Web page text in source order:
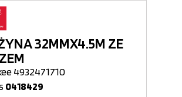
32MMX4.5M ZE
4932471710
0418429